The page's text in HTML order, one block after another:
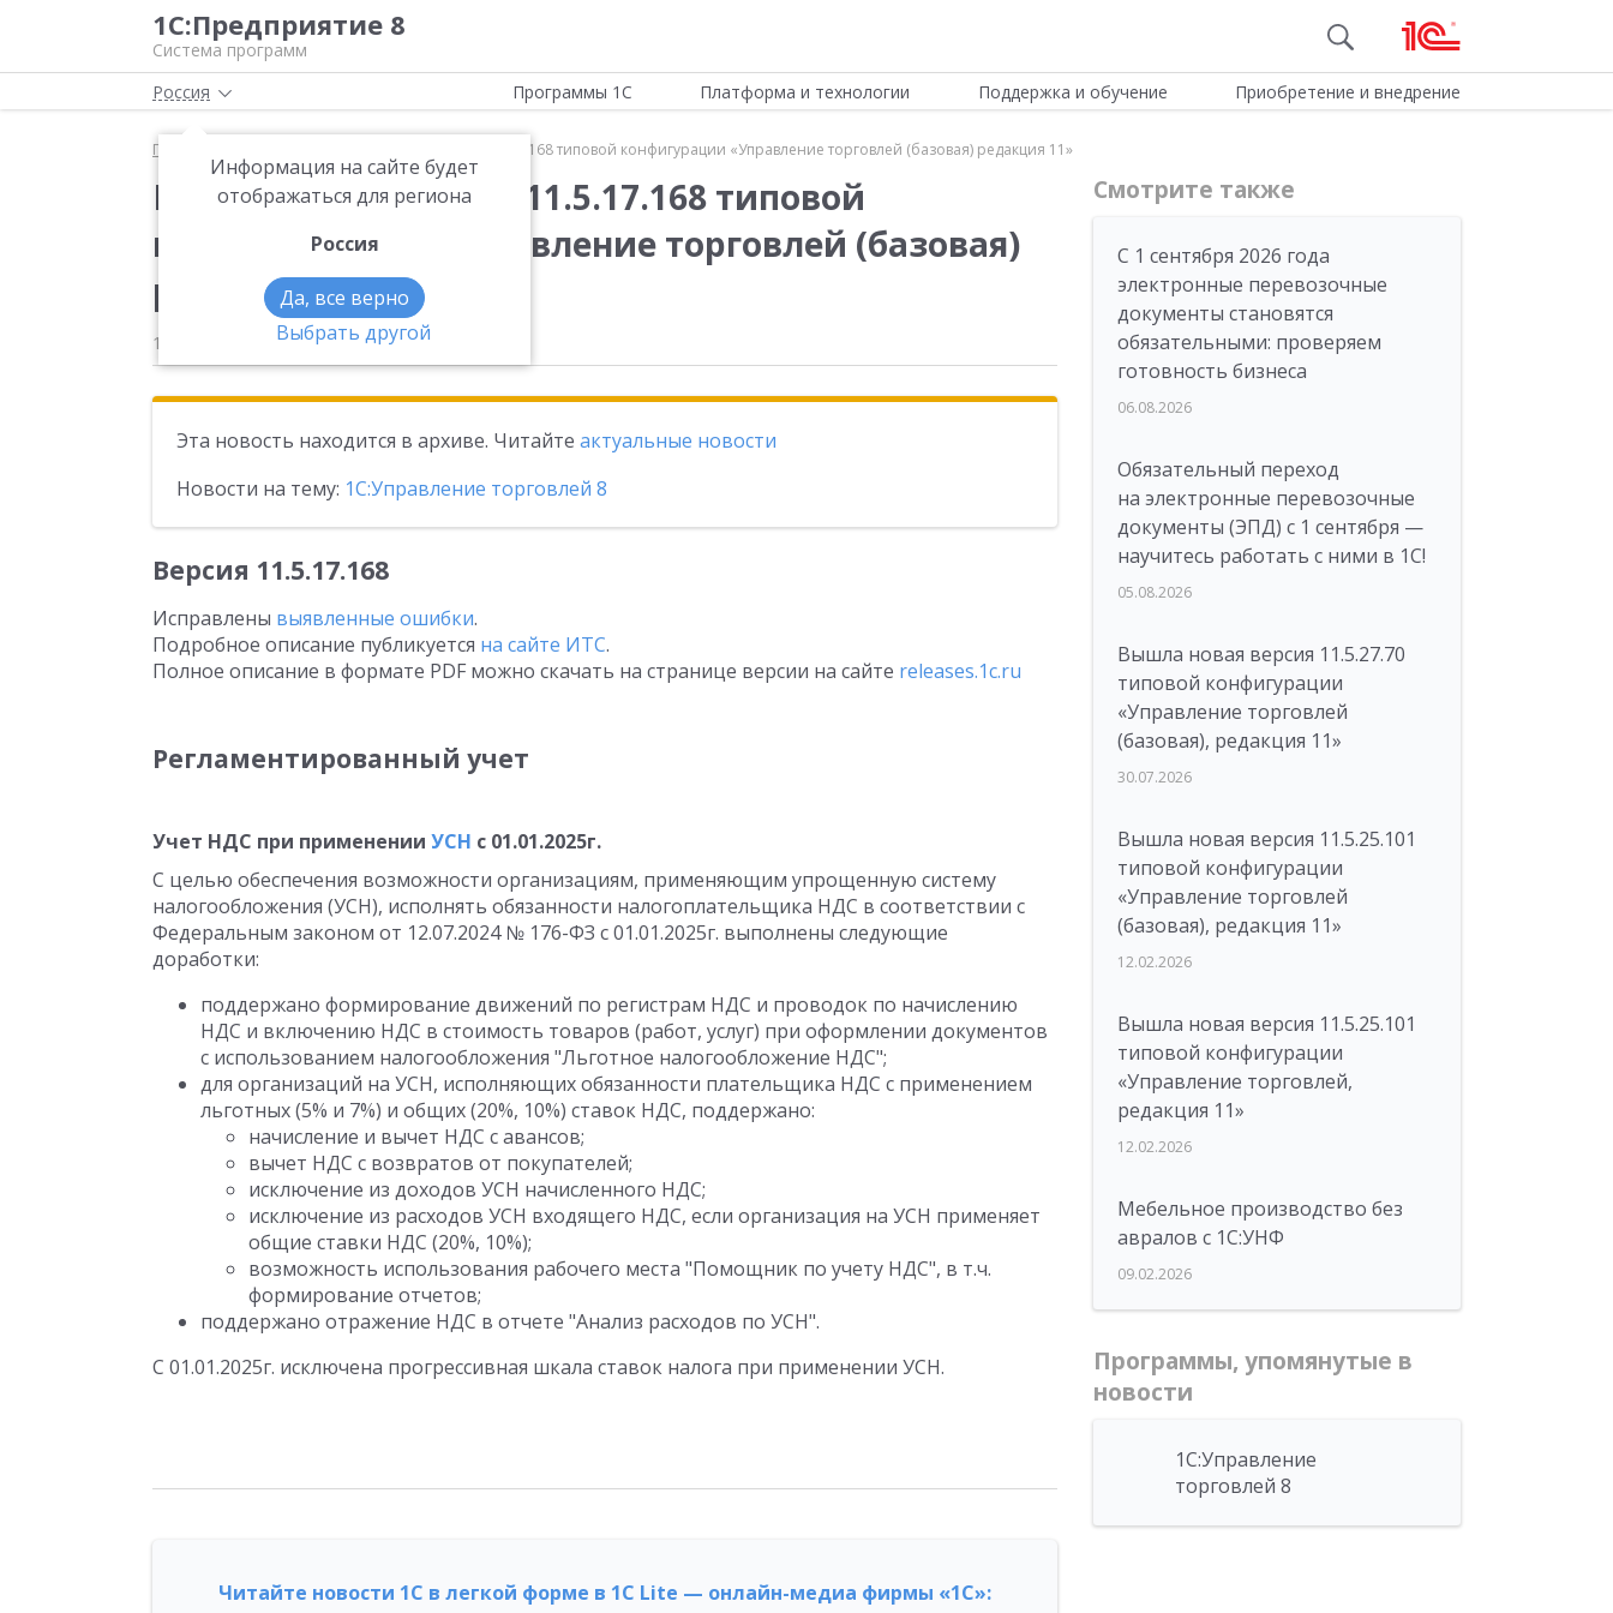
1С:Предприятие 8
Система программ
Россия
Информация на сайте будет
отображаться для региона
Россия
Да, все верно
Выбрать другой
Программы 1С Платформа и технологии Поддержка и обучение Приобретение и внедрение
Главная Вышла новая версия 11.5.17.168 типовой конфигурации «Управление торговлей (базовая) редакция 11»
Вышла новая версия 11.5.17.168 типовой
конфигурации «Управление торговлей (базовая)
редакция 11»
17.12.2024
Эта новость находится в архиве. Читайте актуальные новости
Новости на тему: 1С:Управление торговлей 8
Версия 11.5.17.168
Исправлены выявленные ошибки.
Подробное описание публикуется на сайте ИТС.
Полное описание в формате PDF можно скачать на странице версии на сайте releases.1c.ru
Регламентированный учет
Учет НДС при применении УСН с 01.01.2025г.
С целью обеспечения возможности организациям, применяющим упрощенную систему
налогообложения (УСН), исполнять обязанности налогоплательщика НДС в соответствии с
Федеральным законом от 12.07.2024 № 176-ФЗ с 01.01.2025г. выполнены следующие
доработки:
поддержано формирование движений по регистрам НДС и проводок по начислению
НДС и включению НДС в стоимость товаров (работ, услуг) при оформлении документов
с использованием налогообложения "Льготное налогообложение НДС";
для организаций на УСН, исполняющих обязанности плательщика НДС с применением
льготных (5% и 7%) и общих (20%, 10%) ставок НДС, поддержано:
начисление и вычет НДС с авансов;
вычет НДС с возвратов от покупателей;
исключение из доходов УСН начисленного НДС;
исключение из расходов УСН входящего НДС, если организация на УСН применяет
общие ставки НДС (20%, 10%);
возможность использования рабочего места "Помощник по учету НДС", в т.ч.
формирование отчетов;
поддержано отражение НДС в отчете "Анализ расходов по УСН".
С 01.01.2025г. исключена прогрессивная шкала ставок налога при применении УСН.
Читайте новости 1С в легкой форме в 1С Lite — онлайн-медиа фирмы «1С»:
Смотрите также
С 1 сентября 2026 года
электронные перевозочные
документы становятся
обязательными: проверяем
готовность бизнеса
06.08.2026
Обязательный переход
на электронные перевозочные
документы (ЭПД) с 1 сентября —
научитесь работать с ними в 1С!
05.08.2026
Вышла новая версия 11.5.27.70
типовой конфигурации
«Управление торговлей
(базовая), редакция 11»
30.07.2026
Вышла новая версия 11.5.25.101
типовой конфигурации
«Управление торговлей
(базовая), редакция 11»
12.02.2026
Вышла новая версия 11.5.25.101
типовой конфигурации
«Управление торговлей,
редакция 11»
12.02.2026
Мебельное производство без
авралов с 1С:УНФ
09.02.2026
Программы, упомянутые в
новости
1С:Управление
торговлей 8